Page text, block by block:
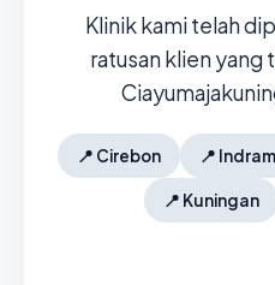
Klinik kami telah
ratusan klien yang
📍 Cirebon 📍
📍 Kuningan